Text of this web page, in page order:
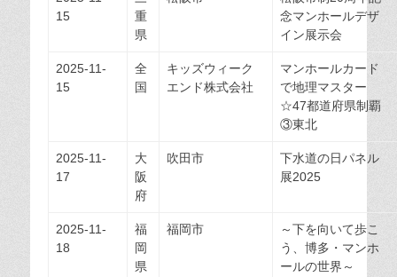
15
重
県
念マンホールデザ
イン展示会
2025-11-
15
全
国
キッズウィーク
エンド株式会社
マンホールカード
で地理マスター
☆47都道府県制覇
③東北
2025-11-
17
大
阪
府
吹田市
下水道の日パネル
展2025
2025-11-
18
福
岡
県
福岡市
～下を向いて歩こ
う、博多・マンホ
ールの世界～